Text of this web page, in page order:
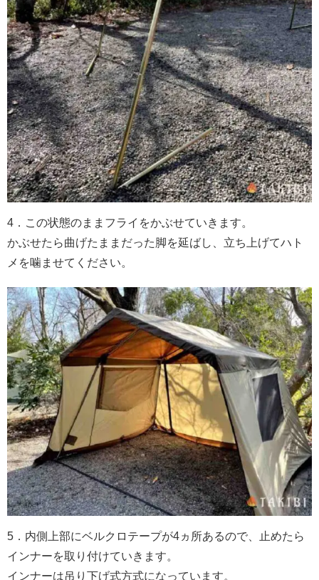
4．この状態のままフライをかぶせていきます。
かぶせたら曲げたままだった脚を延ばし、立ち上げてハト
メを噛ませてください。
5．内側上部にベルクロテープが4ヵ所あるので、止めたら
インナーを取り付けていきます。
インナーは吊り下げ式方式になっています。